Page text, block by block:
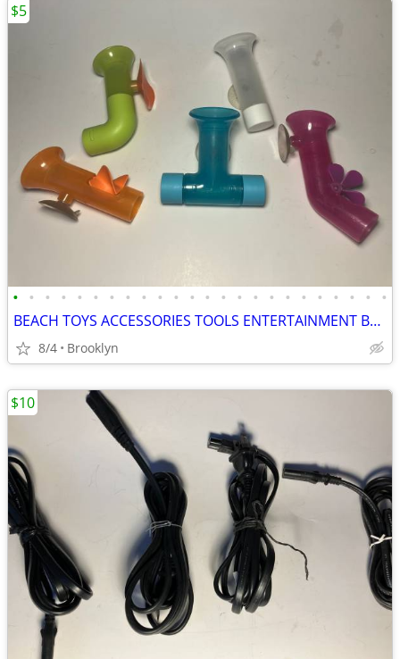
• • • • • • • • • • • • • • • • • • • • • • • •
BEACH TOYS ACCESSORIES TOOLS ENTERTAINMENT BREAKAWAY KIDS OUTDOOR FUN
8/4 Brooklyn
$5
$10